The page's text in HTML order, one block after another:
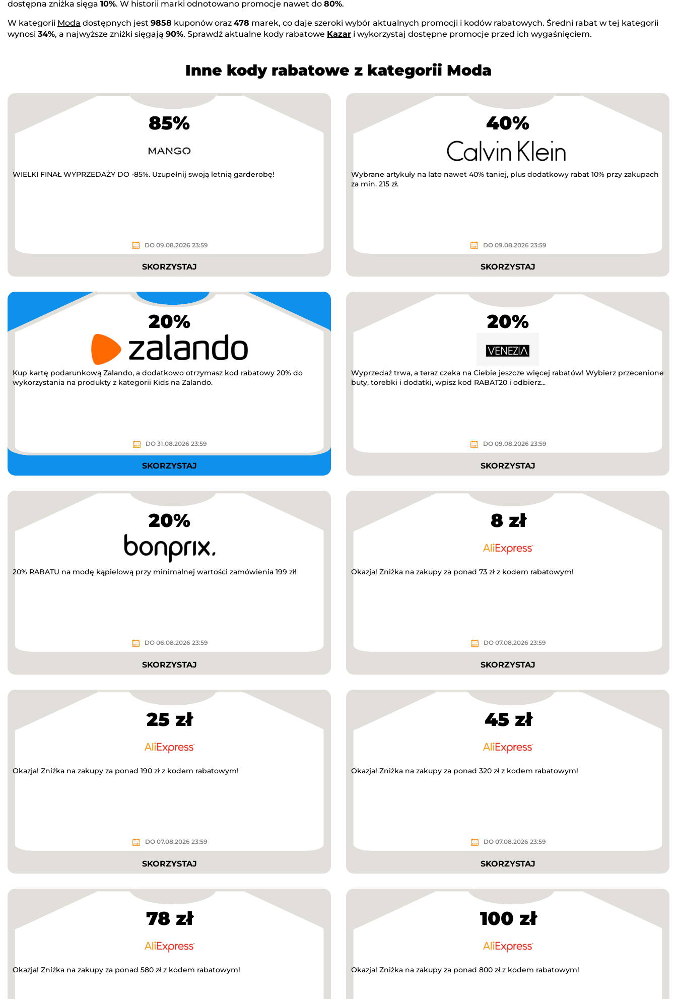
dostępna zniżka sięga 10%. W historii marki odnotowano promocje nawet do 80%.
W kategorii Moda dostępnych jest 9858 kuponów oraz 478 marek, co daje szeroki wybór aktualnych promocji i kodów rabatowych. Średni rabat w tej kategorii
wynosi 34%, a najwyższe zniżki sięgają 90%. Sprawdź aktualne kody rabatowe Kazar i wykorzystaj dostępne promocje przed ich wygaśnięciem.
Inne kody rabatowe z kategorii Moda
85%
WIELKI FINAŁ WYPRZEDAŻY DO -85%. Uzupełnij swoją letnią garderobę!
DO 09.08.2026 23:59
SKORZYSTAJ
40%
Wybrane artykuły na lato nawet 40% taniej, plus dodatkowy rabat 10% przy zakupach
za min. 215 zł.
DO 09.08.2026 23:59
SKORZYSTAJ
20%
Kup kartę podarunkową Zalando, a dodatkowo otrzymasz kod rabatowy 20% do
wykorzystania na produkty z kategorii Kids na Zalando.
DO 31.08.2026 23:59
SKORZYSTAJ
20%
Wyprzedaż trwa, a teraz czeka na Ciebie jeszcze więcej rabatów! Wybierz przecenione
buty, torebki i dodatki, wpisz kod RABAT20 i odbierz...
DO 09.08.2026 23:59
SKORZYSTAJ
20%
20% RABATU na modę kąpielową przy minimalnej wartości zamówienia 199 zł!
DO 06.08.2026 23:59
SKORZYSTAJ
8 zł
Okazja! Zniżka na zakupy za ponad 73 zł z kodem rabatowym!
DO 07.08.2026 23:59
SKORZYSTAJ
25 zł
Okazja! Zniżka na zakupy za ponad 190 zł z kodem rabatowym!
DO 07.08.2026 23:59
SKORZYSTAJ
45 zł
Okazja! Zniżka na zakupy za ponad 320 zł z kodem rabatowym!
DO 07.08.2026 23:59
SKORZYSTAJ
78 zł
Okazja! Zniżka na zakupy za ponad 580 zł z kodem rabatowym!
100 zł
Okazja! Zniżka na zakupy za ponad 800 zł z kodem rabatowym!